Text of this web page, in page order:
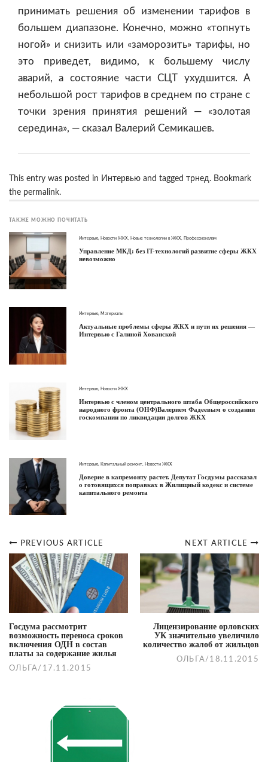
принимать решения об изменении тарифов в
большем диапазоне. Конечно, можно «топнуть
ногой» и снизить или «заморозить» тарифы, но
это приведет, видимо, к большему числу
аварий, а состояние части СЦТ ухудшится. А
небольшой рост тарифов в среднем по стране с
точки зрения принятия решений — «золотая
середина», — сказал Валерий Семикашев.
This entry was posted in Интервью and tagged трнед. Bookmark
the permalink.
ТАКЖЕ МОЖНО ПОЧИТАТЬ
Интервью Новости ЖКХ Новые технологии в ЖКХ Профессионалам
Управление МКД: без IT-технологий развитие сферы ЖКХ
невозможно
Интервью Материалы
Актуальные проблемы сферы ЖКХ и пути их решения —
Интервью с Галиной Хованской
Интервью Новости ЖКХ
Интервью с членом центрального штаба Общероссийского
народного фронта (ОНФ)Валерием Фадеевым о создании
госкомпании по ликвидации долгов ЖКХ
Интервью Капитальный ремонт Новости ЖКХ
Доверие в капремонту растет. Депутат Госдумы рассказал
о готовящихся поправках в Жилищный кодекс и системе
капитального ремонта
Post
navigation
NEXT ARTICLE
Лицензирование орловских
УК значительно увеличило
количество жалоб от жильцов
ОЛЬГА / 18.11.2015
PREVIOUS ARTICLE
Госдума рассмотрит
возможность переноса сроков
включения ОДН в состав
платы за содержание жилья
ОЛЬГА / 17.11.2015